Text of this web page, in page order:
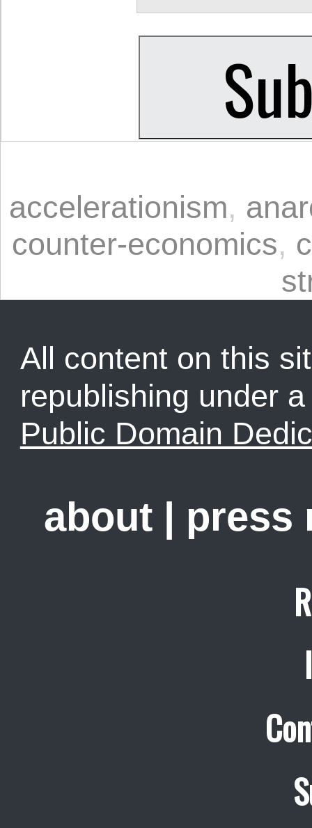
accelerationism,
counter-economics,
All content on this
republishing under
Public Domain
about | press